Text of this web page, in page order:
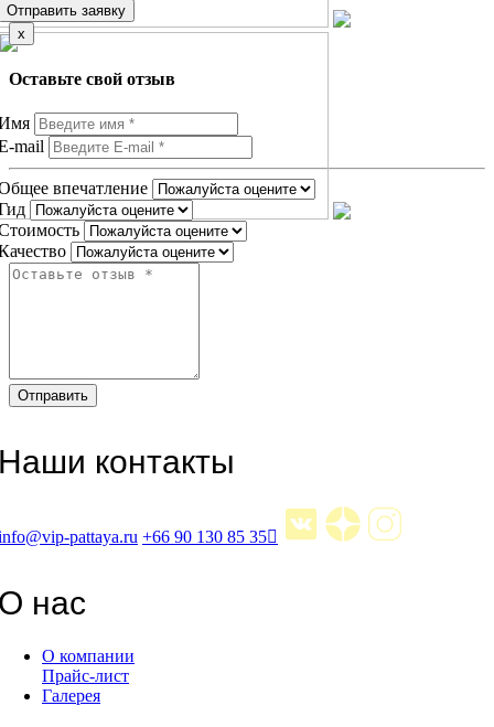
Отправить заявку
x
Оставьте свой отзыв
mail
впечатление
контакты
pattaya.ru +66 90 130 85 35
нас
О компании
Прайс-лист
Галерея